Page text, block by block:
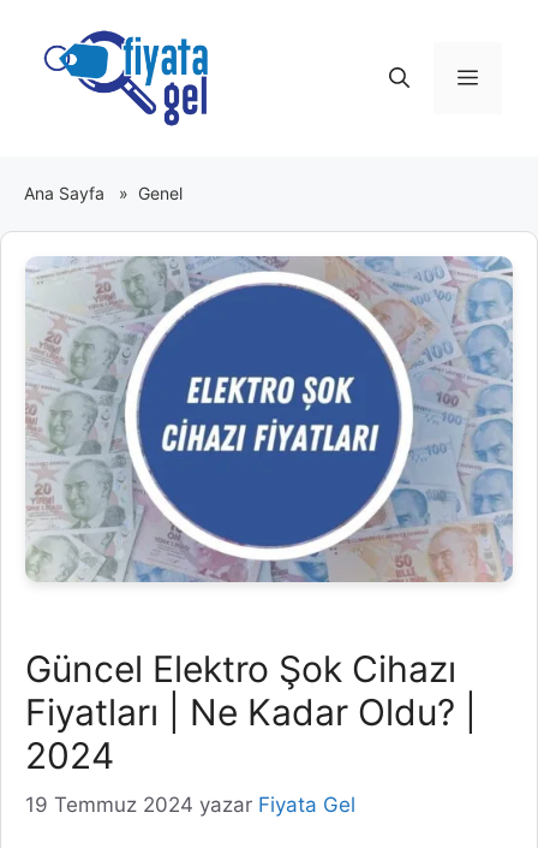
Menü
Ana Sayfa » Genel
Güncel Elektro Şok Cihazı
Fiyatları | Ne Kadar Oldu? |
2024
19 Temmuz 2024 yazar Fiyata Gel